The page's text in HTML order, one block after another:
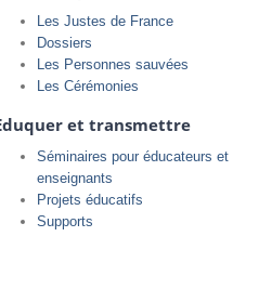
Les Justes de France
Dossiers
Les Personnes sauvées
Les Cérémonies
et transmettre
Séminaires pour éducateurs et
enseignants
Projets éducatifs
Supports